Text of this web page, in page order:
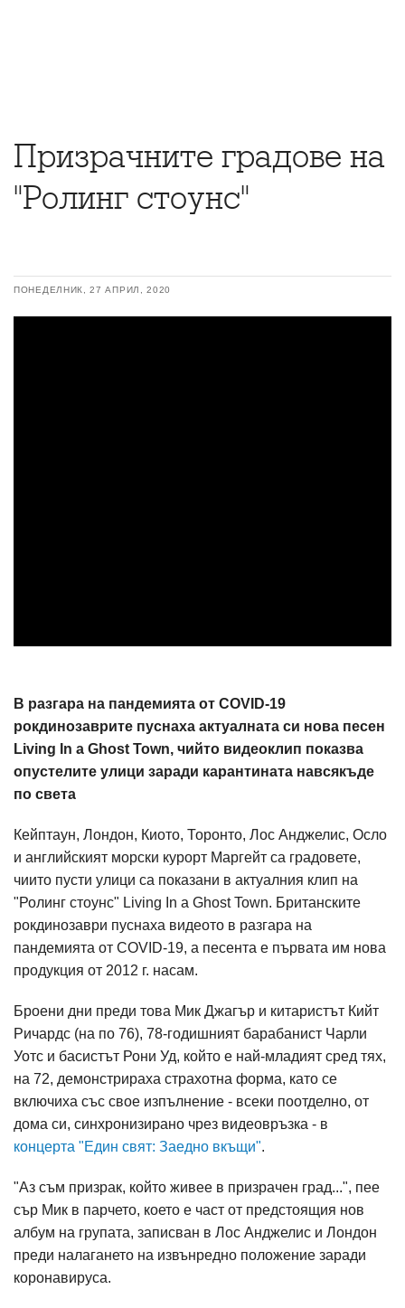
Призрачните градове на
"Ролинг стоунс"
ПОНЕДЕЛНИК, 27 АПРИЛ, 2020
В разгара на пандемията от COVID-19
рокдинозаврите пуснаха актуалната си нова песен
Living In a Ghost Town, чийто видеоклип показва
опустелите улици заради карантината навсякъде
по света
Кейптаун, Лондон, Киото, Торонто, Лос Анджелис, Осло
и английският морски курорт Маргейт са градовете,
чиито пусти улици са показани в актуалния клип на
"Ролинг стоунс" Living In a Ghost Town. Британските
рокдинозаври пуснаха видеото в разгара на
пандемията от COVID-19, а песента е първата им нова
продукция от 2012 г. насам.
Броени дни преди това Мик Джагър и китаристът Кийт
Ричардс (на по 76), 78-годишният барабанист Чарли
Уотс и басистът Рони Уд, който е най-младият сред тях,
на 72, демонстрираха страхотна форма, като се
включиха със свое изпълнение - всеки поотделно, от
дома си, синхронизирано чрез видеовръзка - в
концерта "Един свят: Заедно вкъщи".
"Аз съм призрак, който живее в призрачен град...", пее
сър Мик в парчето, което е част от предстоящия нов
албум на групата, записван в Лос Анджелис и Лондон
преди налагането на извънредно положение заради
коронавируса.